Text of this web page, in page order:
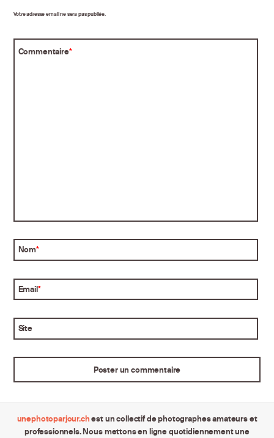
Votre adresse email ne sera pas publiée.
Commentaire*
Nom*
Email*
Site
unephotoparjour.chest un collectif de photographes amateurs et
professionnels. Nous mettons en ligne quotidiennement une